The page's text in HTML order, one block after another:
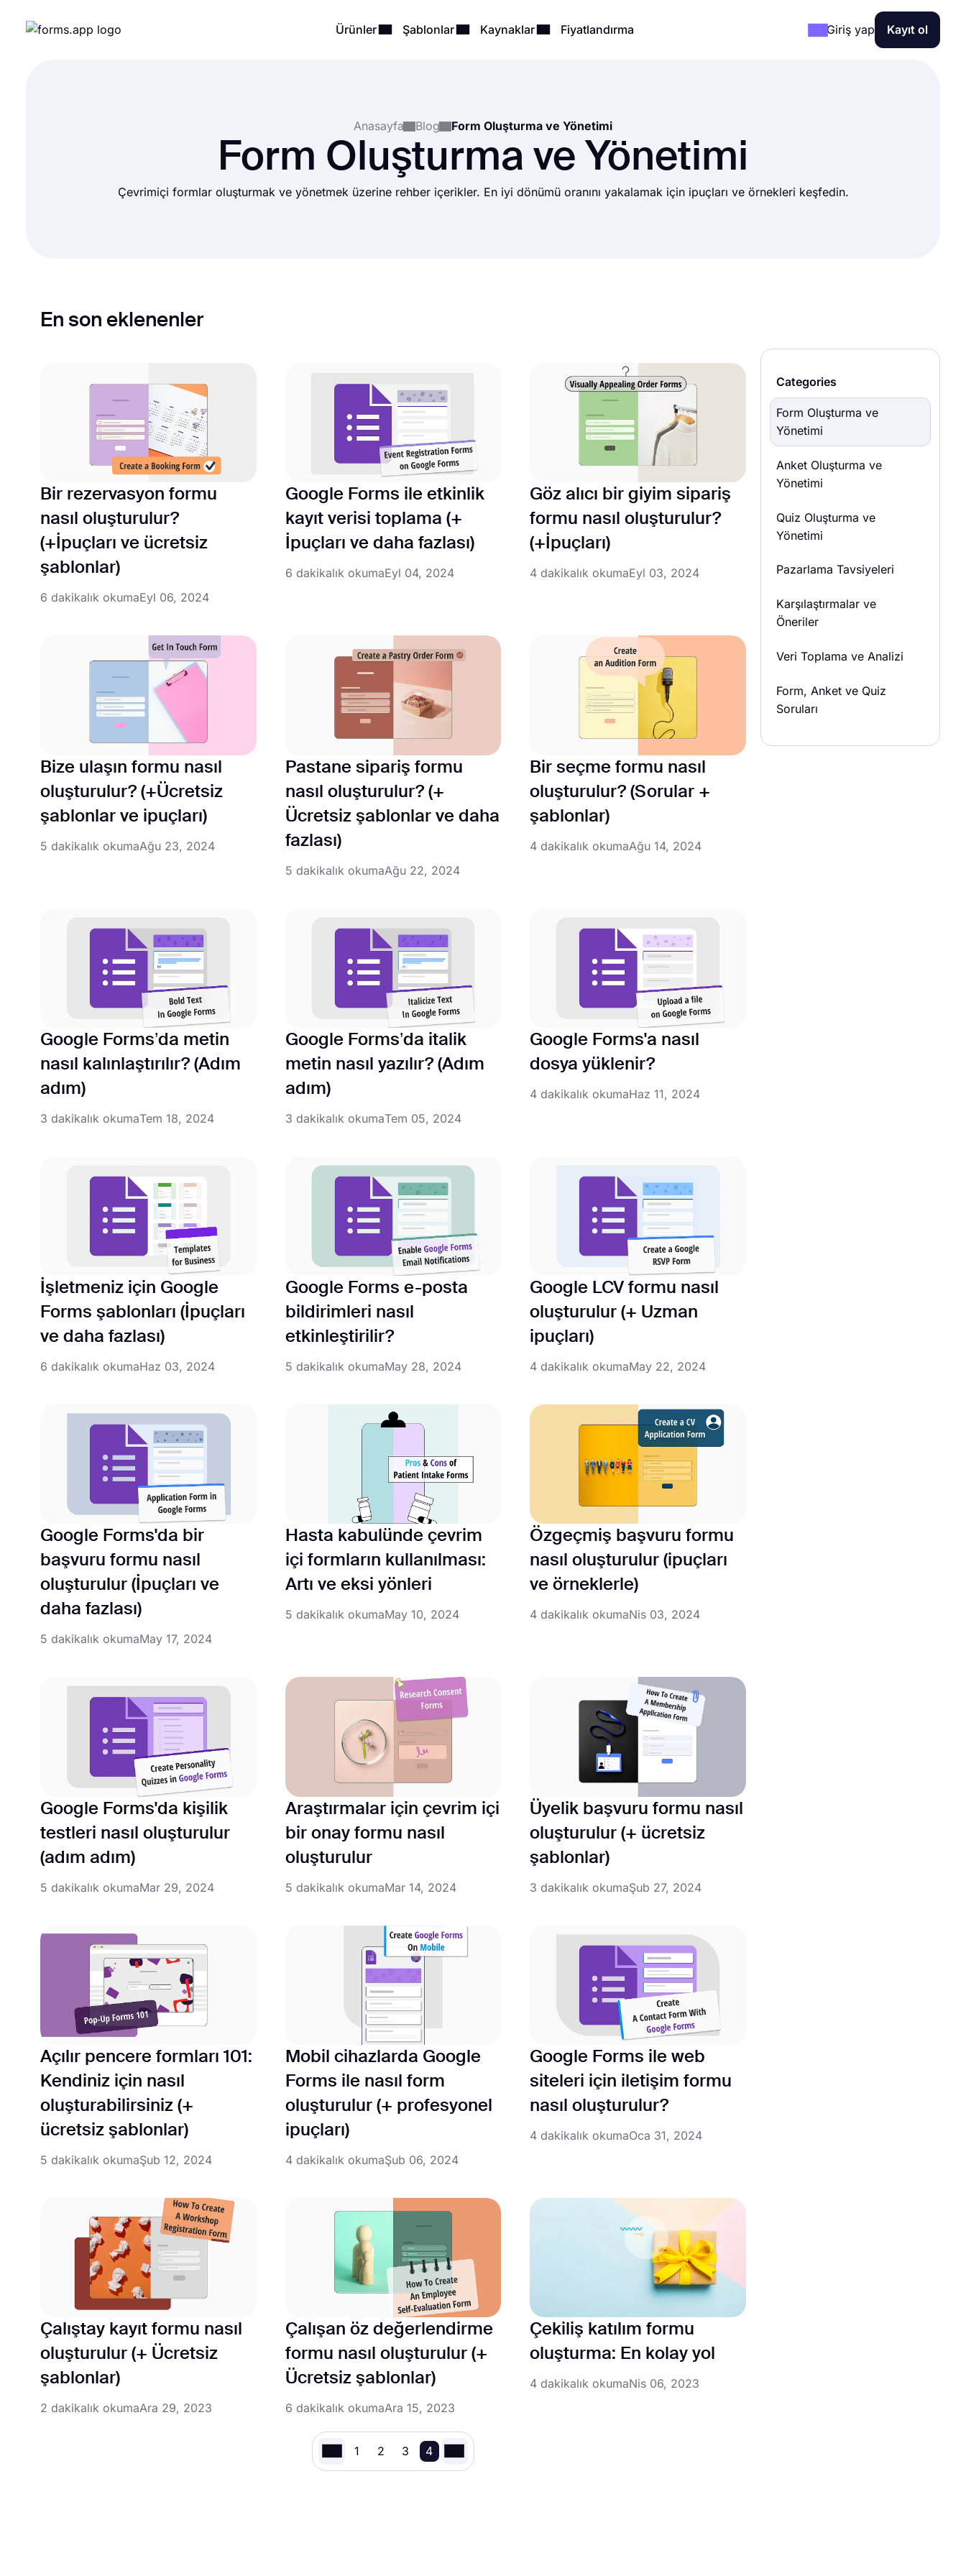
Ürünler Şablonlar Kaynaklar Fiyatlandırma Giriş yap Kayıt ol
Anasayfa Blog Form Oluşturma ve Yönetimi
Form Oluşturma ve Yönetimi
Çevrimiçi formlar oluşturmak ve yönetmek üzerine rehber içerikler. En iyi dönümü oranını yakalamak için ipuçları ve örnekleri keşfedin.
En son eklenenler
Bir rezervasyon formu
nasıl oluşturulur?
(+İpuçları ve ücretsiz
şablonlar)
6 dakikalık okumaEyl 06, 2024
Google Forms ile etkinlik
kayıt verisi toplama (+
İpuçları ve daha fazlası)
6 dakikalık okumaEyl 04, 2024
Göz alıcı bir giyim sipariş
formu nasıl oluşturulur?
(+İpuçları)
4 dakikalık okumaEyl 03, 2024
Bize ulaşın formu nasıl
oluşturulur? (+Ücretsiz
şablonlar ve ipuçları)
5 dakikalık okumaAğu 23, 2024
Pastane sipariş formu
nasıl oluşturulur? (+
Ücretsiz şablonlar ve daha
fazlası)
5 dakikalık okumaAğu 22, 2024
Bir seçme formu nasıl
oluşturulur? (Sorular +
şablonlar)
4 dakikalık okumaAğu 14, 2024
Google Forms’da metin
nasıl kalınlaştırılır? (Adım
adım)
3 dakikalık okumaTem 18, 2024
Google Forms’da italik
metin nasıl yazılır? (Adım
adım)
3 dakikalık okumaTem 05, 2024
Google Forms'a nasıl
dosya yüklenir?
4 dakikalık okumaHaz 11, 2024
İşletmeniz için Google
Forms şablonları (İpuçları
ve daha fazlası)
6 dakikalık okumaHaz 03, 2024
Google Forms e-posta
bildirimleri nasıl
etkinleştirilir?
5 dakikalık okumaMay 28, 2024
Google LCV formu nasıl
oluşturulur (+ Uzman
ipuçları)
4 dakikalık okumaMay 22, 2024
Google Forms'da bir
başvuru formu nasıl
oluşturulur (İpuçları ve
daha fazlası)
5 dakikalık okumaMay 17, 2024
Hasta kabulünde çevrim
içi formların kullanılması:
Artı ve eksi yönleri
5 dakikalık okumaMay 10, 2024
Özgeçmiş başvuru formu
nasıl oluşturulur (ipuçları
ve örneklerle)
4 dakikalık okumaNis 03, 2024
Google Forms'da kişilik
testleri nasıl oluşturulur
(adım adım)
5 dakikalık okumaMar 29, 2024
Araştırmalar için çevrim içi
bir onay formu nasıl
oluşturulur
5 dakikalık okumaMar 14, 2024
Üyelik başvuru formu nasıl
oluşturulur (+ ücretsiz
şablonlar)
3 dakikalık okumaŞub 27, 2024
Açılır pencere formları 101:
Kendiniz için nasıl
oluşturabilirsiniz (+
ücretsiz şablonlar)
5 dakikalık okumaŞub 12, 2024
Mobil cihazlarda Google
Forms ile nasıl form
oluşturulur (+ profesyonel
ipuçları)
4 dakikalık okumaŞub 06, 2024
Google Forms ile web
siteleri için iletişim formu
nasıl oluşturulur?
4 dakikalık okumaOca 31, 2024
Çalıştay kayıt formu nasıl
oluşturulur (+ Ücretsiz
şablonlar)
2 dakikalık okumaAra 29, 2023
Çalışan öz değerlendirme
formu nasıl oluşturulur (+
Ücretsiz şablonlar)
6 dakikalık okumaAra 15, 2023
Çekiliş katılım formu
oluşturma: En kolay yol
4 dakikalık okumaNis 06, 2023
1 2 3 4
Categories
Form Oluşturma ve
Yönetimi
Anket Oluşturma ve
Yönetimi
Quiz Oluşturma ve
Yönetimi
Pazarlama Tavsiyeleri
Karşılaştırmalar ve
Öneriler
Veri Toplama ve Analizi
Form, Anket ve Quiz
Soruları